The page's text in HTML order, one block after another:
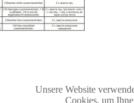
Unsere Website
Cookies, um